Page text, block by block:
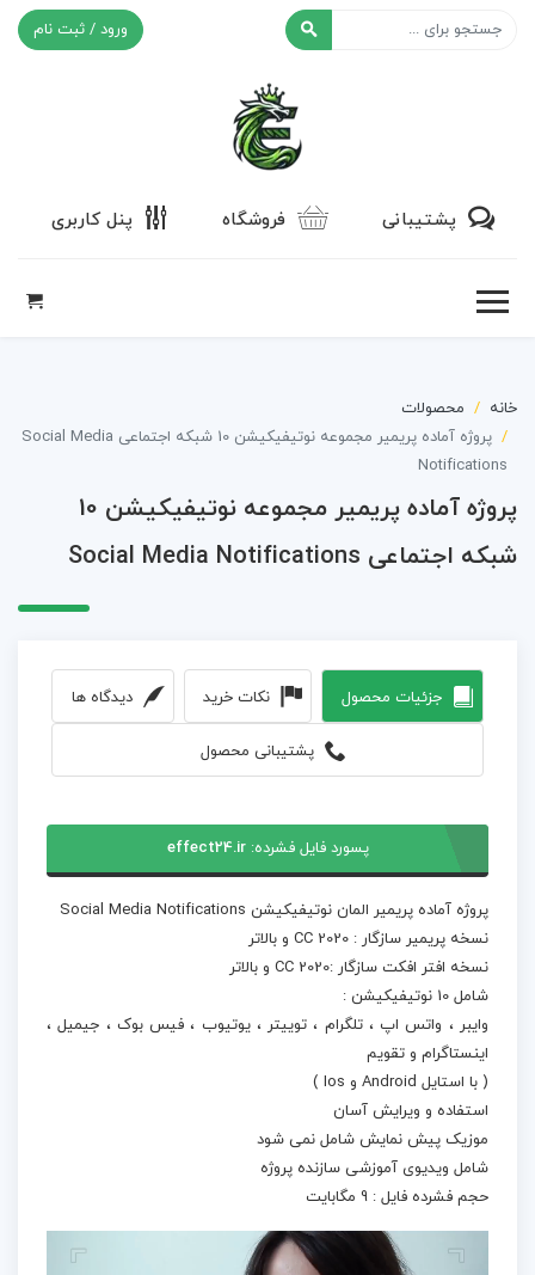
ورود / ثبت نام
پشتیبانی فروشگاه پنل کاربری
خانه
محصولات
پروژه آماده پریمیر مجموعه نوتیفیکیشن 10 شبکه اجتماعی Social Media
Notifications
پروژه آماده پریمیر مجموعه نوتیفیکیشن 10
شبکه اجتماعی Social Media Notifications
جزئیات محصول نکات خرید دیدگاه ها
پشتیبانی محصول
پسورد فایل فشرده:effect24.ir
پروژه آماده پریمیر المان نوتیفیکیشن Social Media Notifications
نسخه پریمیر سازگار : CC 2020 و بالاتر
نسخه افتر افکت سازگار :CC 2020 و بالاتر
شامل 10 نوتیفیکیشن :
وایبر ، واتس اپ ، تلگرام ، توییتر ، یوتیوب ، فیس بوک ، جیمیل ،
اینستاگرام و تقویم
( با استایل Android و Ios )
استفاده و ویرایش آسان
موزیک پیش نمایش شامل نمی شود
شامل ویدیوی آموزشی سازنده پروژه
حجم فشرده فایل : 9 مگابایت